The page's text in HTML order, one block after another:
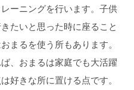
ーニングを行います。子供
たいと思った時に座ること
まるを使う所もあります。
、おまるは家庭でも大活躍
好きな所に置ける点です。